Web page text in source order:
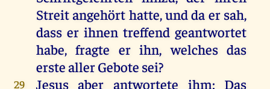
Streit angehört hatte, und da er sah,
dass er ihnen treffend geantwortet
habe, fragte er ihn, welches das
erste aller Gebote sei?
29
Jesus aber antwortete ihm: Das